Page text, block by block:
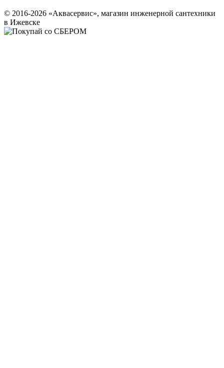
© 2016-2026 «Аквасервис», магазин инженерной сантехники
в Ижевске